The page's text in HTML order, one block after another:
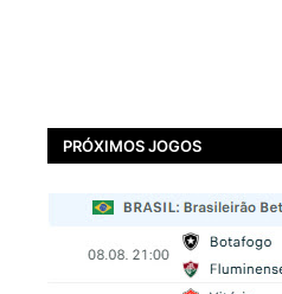
PRÓXIMOS JOGOS